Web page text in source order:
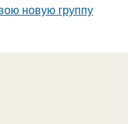
новую группу